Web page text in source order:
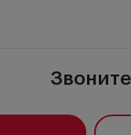
Звоните